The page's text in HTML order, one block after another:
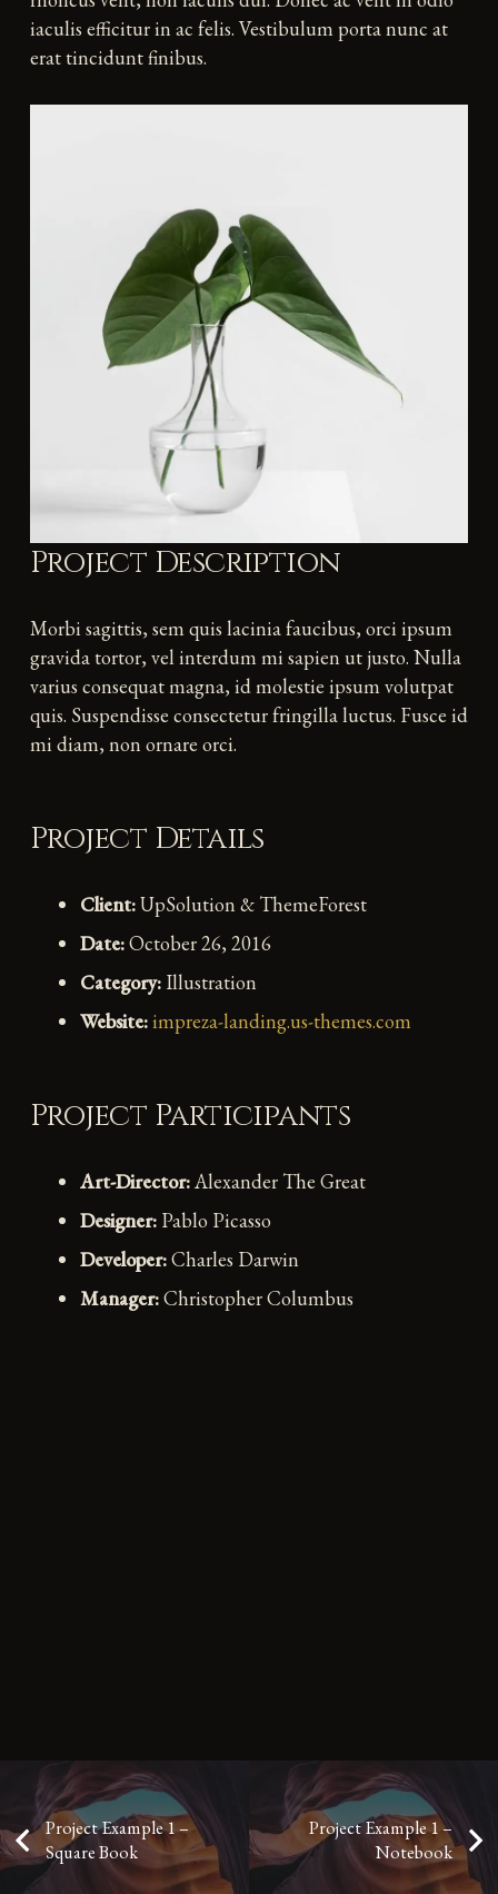
iaculis efficitur in ac felis. Vestibulum porta nunc at
erat tincidunt finibus.
Project Description
Morbi sagittis, sem quis lacinia faucibus, orci ipsum
gravida tortor, vel interdum mi sapien ut justo. Nulla
varius consequat magna, id molestie ipsum volutpat
quis. Suspendisse consectetur fringilla luctus. Fusce id
mi diam, non ornare orci.
Project Details
Client:UpSolution & ThemeForest
Date:October 26, 2016
Category: Illustration
Website:impreza-landing.us-themes.com
Project Participants
Art-Director:Alexander The Great
Designer: Pablo Picasso
Developer:Charles Darwin
Manager:Christopher Columbus
Project Example 1 –
Square Book
Project Example 1 –
Notebook